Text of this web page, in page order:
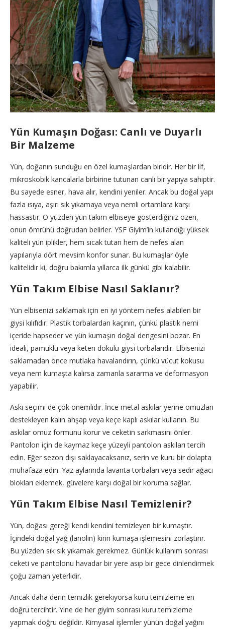
Yün Kumaşın Doğası: Canlı ve Duyarlı
Bir Malzeme
Yün, doğanın sunduğu en özel kumaşlardan biridir. Her bir lif,
mikroskobik kancalarla birbirine tutunan canlı bir yapıya sahiptir.
Bu sayede esner, hava alır, kendini yeniler. Ancak bu doğal yapı
fazla ısıya, aşırı sık yıkamaya veya nemli ortamlara karşı
hassastır. O yüzden yün takım elbiseye gösterdiğiniz özen,
onun ömrünü doğrudan belirler. YSF Giyim’in kullandığı yüksek
kaliteli yün iplikler, hem sıcak tutan hem de nefes alan
yapılarıyla dört mevsim konfor sunar. Bu kumaşlar öyle
kalitelidir ki, doğru bakımla yıllarca ilk günkü gibi kalabilir.
Yün Takım Elbise Nasıl Saklanır?
Yün elbisenizi saklamak için en iyi yöntem nefes alabilen bir
giysi kılıfıdır. Plastik torbalardan kaçının, çünkü plastik nemi
içeride hapseder ve yün kumaşın doğal dengesini bozar. En
ideali, pamuklu veya keten dokulu giysi torbalarıdır. Elbisenizi
saklamadan önce mutlaka havalandırın, çünkü vücut kokusu
veya nem kumaşta kalırsa zamanla sararma ve deformasyon
yapabilir.
Askı seçimi de çok önemlidir. İnce metal askılar yerine omuzları
destekleyen kalın ahşap veya keçe kaplı askılar kullanın. Bu
askılar omuz formunu korur ve ceketin sarkmasını önler.
Pantolon için de kaymaz keçe yüzeyli pantolon askıları tercih
edin. Eğer sezon dışı saklayacaksanız, serin ve kuru bir dolapta
muhafaza edin. Yaz aylarında lavanta torbaları veya sedir ağacı
blokları eklemek, güvelere karşı doğal bir koruma sağlar.
Yün Takım Elbise Nasıl Temizlenir?
Yün, doğası gereği kendi kendini temizleyen bir kumaştır.
İçindeki doğal yağ (lanolin) kirin kumaşa işlemesini zorlaştırır.
Bu yüzden sık sık yıkamak gerekmez. Günlük kullanım sonrası
ceketi ve pantolonu havadar bir yere asıp bir gece dinlendirmek
çoğu zaman yeterlidir.
Ancak daha derin temizlik gerekiyorsa kuru temizleme en
doğru tercihtir. Yine de her giyim sonrası kuru temizleme
yapmak doğru değildir. Kimyasal işlemler yünün doğal yağını